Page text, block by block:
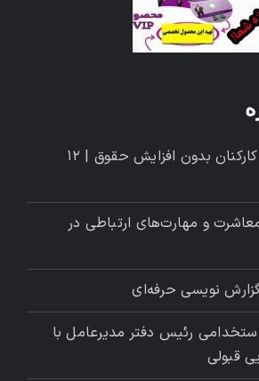
راز افزایش انگیزه کارکنان بدون افزایش حقوق | ۱۲
و مهارت‌های ارتباطی در
رئیس دفتر مدیرعامل با
قبولی